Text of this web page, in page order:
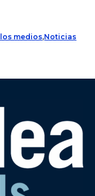
medios,Noticias